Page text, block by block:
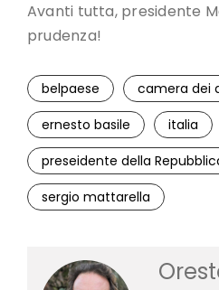
Avanti tutta, presidente
prudenza!
belpaese
camera dei
ernesto basile
italia
preseidente della
sergio mattarella